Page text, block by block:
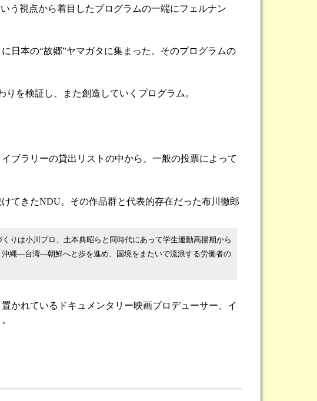
う視点から着目したプログラムの一端にフェルナン
日本の“故郷”ヤマガタに集まった。そのプログラムの
を検証し、また創造していくプログラム。
ブラリーの貸出リストの中から、一般の投票によって
てきたNDU。その作品群と代表的存在だった布川徹郎
りは小川プロ、土本典昭らと同時代にあって学生運動高揚期から
縄―台湾―朝鮮へと歩を進め、国境をまたいで流浪する労働者の
かれているドキュメンタリー映画プロデューサー、イ